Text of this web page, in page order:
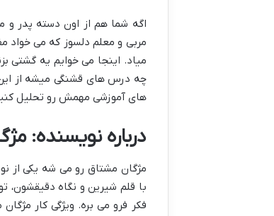
اگه شما هم از اون دسته پدر و
مربی و معلم دلسوز که می خواد
میاد. اینجا می خوایم یه گشتی
چه درس های قشنگی میشه از
های آموزشی مهمش رو تحلیل
درباره نویسنده:
مژگان مشتاق رو می شه یکی از
با قلم شیرین و نگاه دقیقشون،
فکر فرو می بره. ویژگی کار